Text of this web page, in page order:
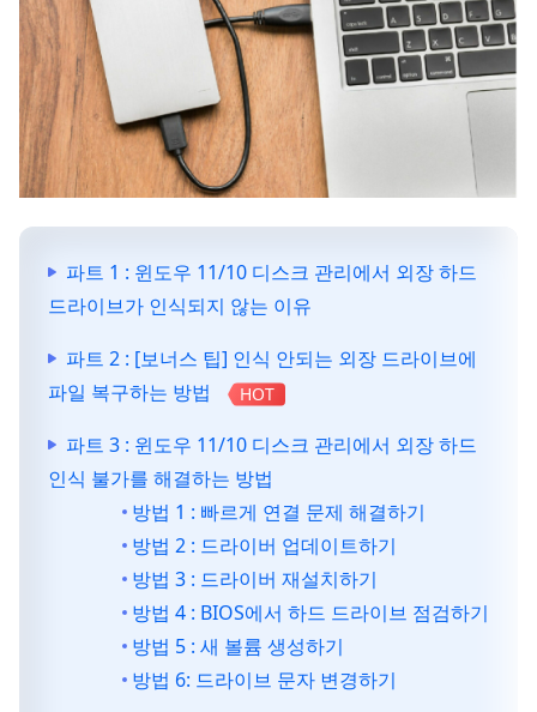
파트 1 : 윈도우 11/10 디스크 관리에서 외장 하드
드라이브가 인식되지 않는 이유
파트 2 : [보너스 팁] 인식 안되는 외장 드라이브에
파일 복구하는 방법
HOT
파트 3 : 윈도우 11/10 디스크 관리에서 외장 하드
인식 불가를 해결하는 방법
방법 1 : 빠르게 연결 문제 해결하기
방법 2 : 드라이버 업데이트하기
방법 3 : 드라이버 재설치하기
방법 4 : BIOS에서 하드 드라이브 점검하기
방법 5 : 새 볼륨 생성하기
방법 6: 드라이브 문자 변경하기